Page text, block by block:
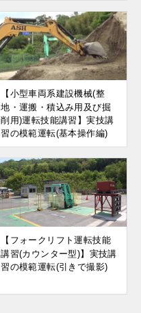
【小型車両系建設機械(整
地・運搬・積込み用及び掘
削用)運転技能講習】実技講
習の模範運転(基本操作編)
【フォークリフト運転技能
講習(カウンター型)】実技講
習の模範運転(引きで撮影)